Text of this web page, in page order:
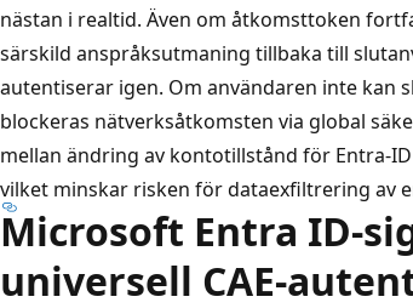
nästan i realtid. Även om åtkomsttoken
särskild anspråksutmaning tillbaka till
autentiserar igen. Om användaren inte
blockeras nätverksåtkomsten via global
mellan ändring av kontotillstånd för Entra-
vilket minskar risken för dataexfiltrering av
Microsoft Entra ID-
universell CAE-